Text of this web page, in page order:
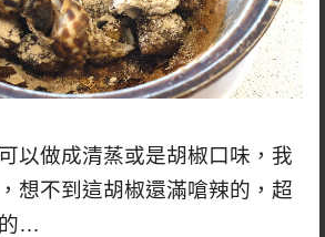
以做成清蒸或是胡椒口味，我
想不到這胡椒還滿嗆辣的，超
…